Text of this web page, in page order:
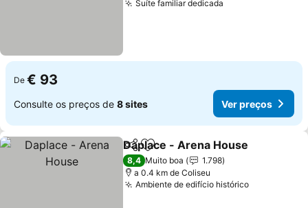
Suíte familiar dedicada
De € 93
Consulte os preços de 8 sites Ver preços
PartilharAdicionar aos favoritos
Daplace - Arena House
8,4 Muito boa
1.798
a 0.4 km de Coliseu
Ambiente de edifício histórico